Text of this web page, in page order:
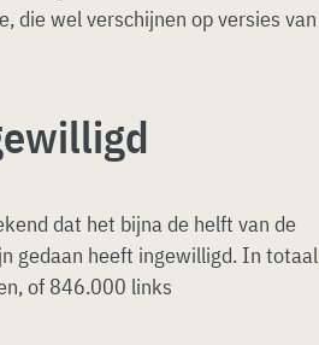
die wel verschijnen op versies van
dat het bijna de helft van de
gedaan heeft ingewilligd. In totaal
of 846.000 links